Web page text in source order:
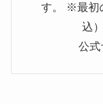
す。 ※最初
込
公式